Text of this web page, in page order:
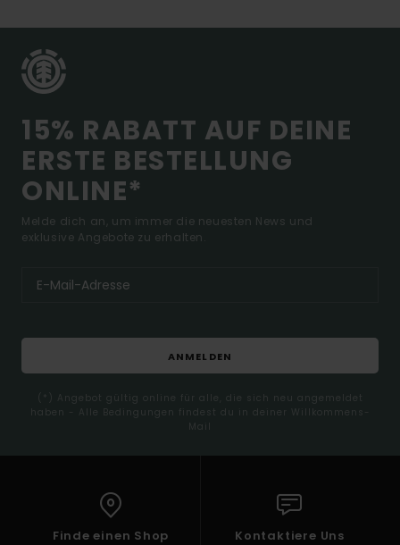
15% RABATT AUF DEINE
ERSTE BESTELLUNG
ONLINE*
Melde dich an, um immer die neuesten News und
exklusive Angebote zu erhalten.
ANMELDEN
(*) Angebot gültig online für alle, die sich neu angemeldet
haben - Alle Bedingungen findest du in deiner Willkommens-
Mail
Finde einen Shop Kontaktiere Uns